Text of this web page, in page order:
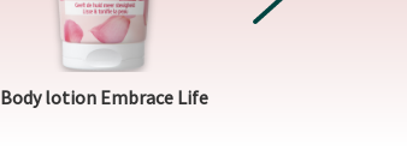
Body lotion Embrace Life
NEXT